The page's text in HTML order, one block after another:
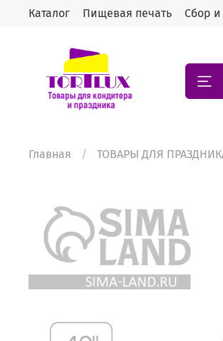
Каталог Пищевая печать Сбор и
Главная ТОВАРЫ ДЛЯ